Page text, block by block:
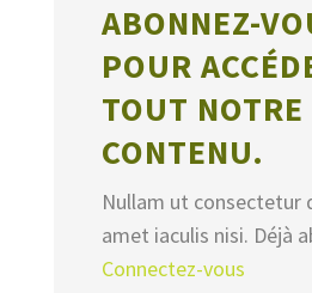
ABONNEZ-
POUR
TOUT NOTRE
CONTENU.
Nullam ut consectetur
amet iaculis nisi. Déjà
Connectez-vous